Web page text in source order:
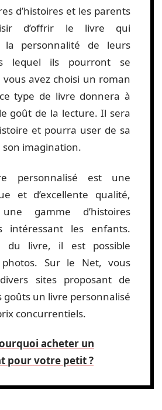
d’histoires et les parents
d’offrir le livre qui
la personnalité de leurs
lequel ils pourront se
avez choisi un roman
type de livre donnera à
goût de la lecture. Il sera
et pourra user de sa
imagination.
personnalisé est une
et d’excellente qualité,
gamme d’histoires
intéressant les enfants.
du livre, il est possible
photos. Sur le Net, vous
sites proposant de
goûts un livre personnalisé
concurrentiels.
acheter un
pour votre petit ?